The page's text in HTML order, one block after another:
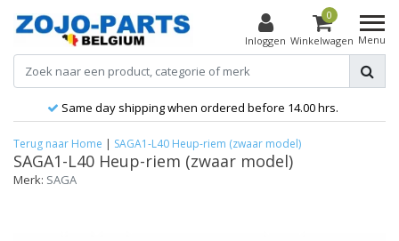
Inloggen
0
Winkelwagen Menu
14.00 hrs. All products on stock!
Terug naar Home | SAGA1-L40 Heup-riem (zwaar model)
SAGA1-L40 Heup-riem (zwaar model)
Merk: SAGA